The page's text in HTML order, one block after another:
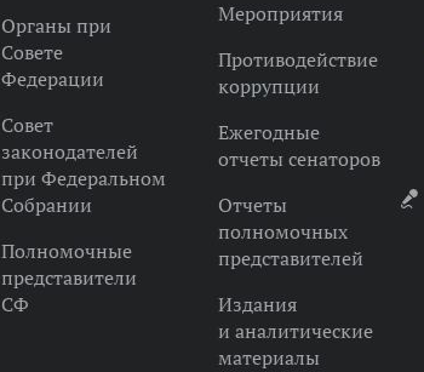
Органы при
Совете
Федерации
Совет
законодателей
при Федеральном
Собрании
Полномочные
представители
СФ
Мероприятия
Противодействие
коррупции
Ежегодные
отчеты сенаторов
Отчеты
полномочных
представителей
Издания
и аналитические
материалы